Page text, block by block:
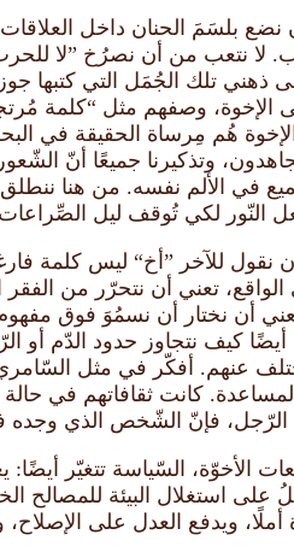
نضع بلسَمَ الحنان داخل
لا نتعب من أن نصرُخ ”لا
ذهني تلك الجُمَل التي كتبها
الإخوة، وصفهم مثل “كلمة
هُم مِرساة الحقيقة في
وتذكيرنا جميعًا أنّ
في الألم نفسه. من هنا
النّور لكي تُوقف ليل
نقول للآخر ”أخ“ ليس كلمة
تعني أن نتحرّر من الفقر
أن نختار أن نسمُوَ فوق
كيف نتجاوز حدود الدّم أو
المساعدة. كانت ثقافاتهم في
الرّجل، فإنّ الشّخص الذي وجده
الأخوّة، السّياسة تتغيّر أيضًا:
استغلال البيئة للمصالح
أملًا، ويدفع العدل على